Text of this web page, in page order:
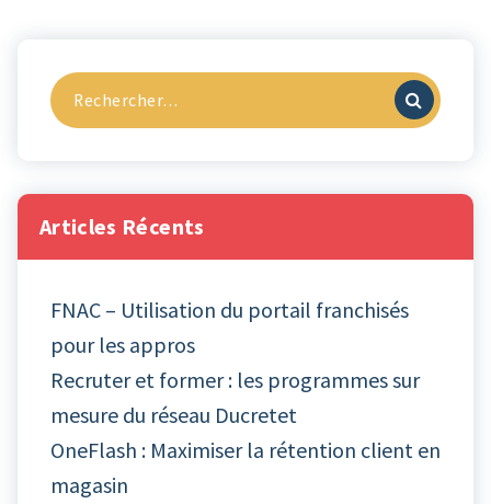
Recherche
pour :
Articles Récents
FNAC – Utilisation du portail franchisés
pour les appros
Recruter et former : les programmes sur
mesure du réseau Ducretet
OneFlash : Maximiser la rétention client en
magasin